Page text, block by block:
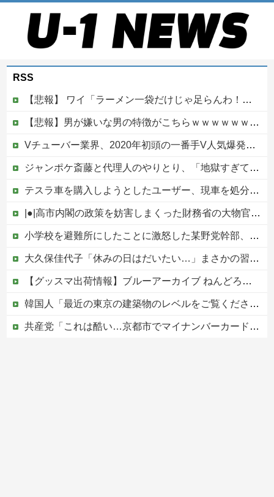
RSS
【悲報】 ワイ「ラーメン一袋だけじゃ足らんわ！二袋作ったろ！」→結果ｗｗｗ
【悲報】男が嫌いな男の特徴がこちらｗｗｗｗｗｗｗｗｗｗ
Vチューバー業界、2020年初頭の一番手V人気爆発から何も変わらない……
ジャンポケ斎藤と代理人のやりとり、「地獄すぎて完全にコントになってる……」と衝撃を受ける人が続出中他
テスラ車を購入しようとしたユーザー、現車を処分して代金を支払い、平日の納車日に予定を合わせた結果……
|●|高市内閣の政策を妨害しまくった財務省の大物官僚、本来ならエース級の人材が就くはずのないポストに送られ……
小学校を避難所にしたことに激怒した某野党幹部、僅か3文字で論破される偉業を達成してしまい……
大久保佳代子「休みの日はだいたい…」まさかの習慣を暴露ｗｗｗ
【グッスマ出荷情報】ブルーアーカイブ ねんどろいど「百合園セイア」「竜華キサキ」「早瀬ユウカ(再販)」ほか【発売日決定】
韓国人「最近の東京の建築物のレベルをご覧ください・・・」
共産党「これは酷い…京都市でマイナンバーカードを持たない29万人がポイント給付事業から排除された」